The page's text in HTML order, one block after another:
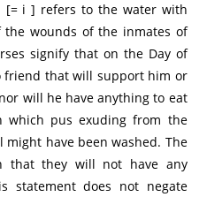
[= i ] refers to the water with
wounds of the inmates of
signify that on the Day of
friend that will support him or
will he have anything to eat
which pus exuding from the
have been washed. The
that they will not have any
statement does not negate